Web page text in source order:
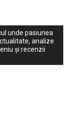
unde pasiunea
analize
și recenzii